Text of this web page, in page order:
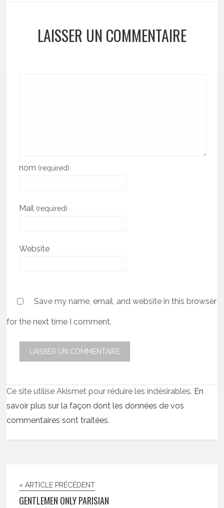
LAISSER UN COMMENTAIRE
nom (required)
Mail (required)
Website
Save my name, email, and website in this browser
for the next time I comment.
Ce site utilise Akismet pour réduire les indésirables. En
savoir plus sur la façon dont les données de vos
commentaires sont traitées.
« ARTICLE PRÉCÉDENT
GENTLEMEN ONLY PARISIAN